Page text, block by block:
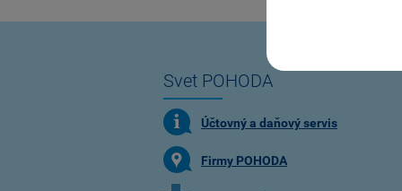
Svet POHODA
Účtovný a daňový servis
Firmy POHODA